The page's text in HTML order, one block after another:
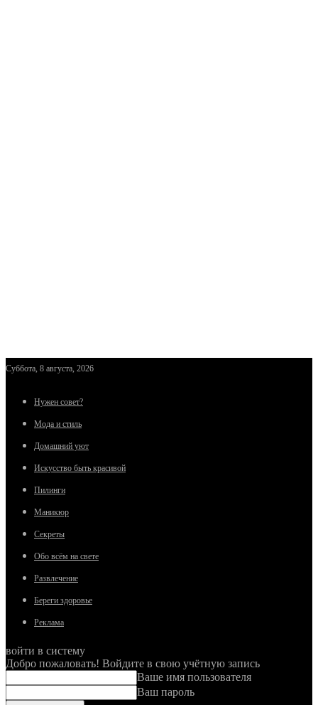
Суббота, 8 августа, 2026
Нужен совет?
Мода и стиль
Домашний уют
Искусство быть красивой
Пилинги
Маникюр
Секреты
Обо всём на свете
Развлечение
Береги здоровье
Реклама
войти в систему
Добро пожаловать! Войдите в свою учётную запись
Ваше имя пользователя
Ваш пароль